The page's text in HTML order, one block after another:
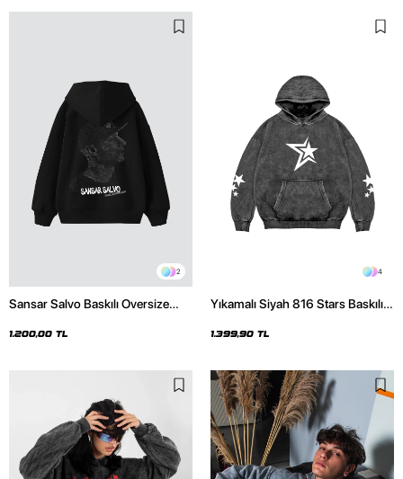
2
Sansar Salvo Baskılı Oversize
1.200,00 TL
4
Yıkamalı Siyah 816 Stars Baskılı
1.399,90 TL